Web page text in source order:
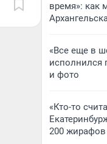
время»: как
«Все еще в
исполнился
и фото
«Кто-то
200